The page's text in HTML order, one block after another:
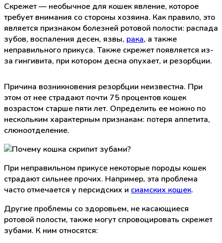
Скрежет — необычное для кошек явление, которое
требует внимания со стороны хозяина. Как правило, это
является признаком болезней ротовой полости: распада
зубов, воспаления десен, язвы, рака, а также
неправильного прикуса. Также скрежет появляется из-
за гингивита, при котором десна опухает, и резорбции.
Причина возникновения резорбции неизвестна. При
этом от нее страдают почти 75 процентов кошек
возрастом старше пяти лет. Определить ее можно по
нескольким характерным признакам: потеря аппетита,
слюноотделение.
При неправильном прикусе некоторые породы кошек
страдают сильнее прочих. Например, эта проблема
часто отмечается у персидских и сиамских кошек.
Другие проблемы со здоровьем, не касающиеся
ротовой полости, также могут спровоцировать скрежет
зубами. К ним относятся: